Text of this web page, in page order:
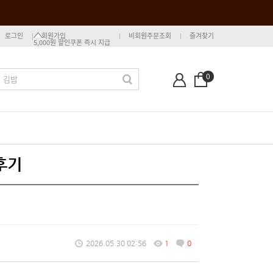
로그인 회원가입
5,000원 할인쿠폰 즉시 지급
비회원주문조회 즐겨찾기
0
2026.05.30 02:56 1 0